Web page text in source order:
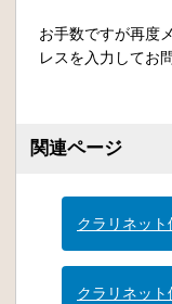
お手数ですが再度
レスを入力してお
関連ページ
クラリネット
クラリネッ